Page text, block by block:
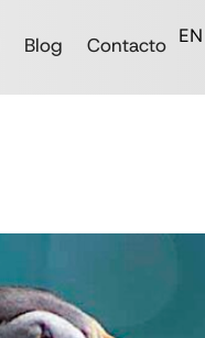
Blog Contacto EN